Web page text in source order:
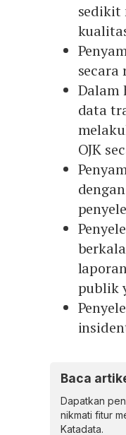
sedikit
secara
Dalam
data
OJK
publik
Baca
Dapatkan
nikmati fitur
Katadata.